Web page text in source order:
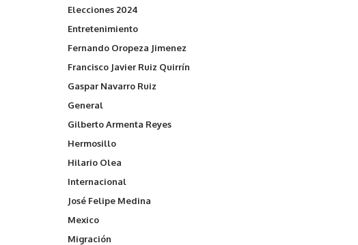
Elecciones 2024
Entretenimiento
Fernando Oropeza Jimenez
Francisco Javier Ruiz Quirrín
Gaspar Navarro Ruiz
General
Gilberto Armenta Reyes
Hermosillo
Hilario Olea
Internacional
José Felipe Medina
Mexico
Migración